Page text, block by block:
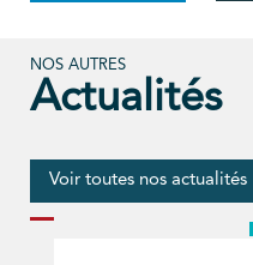
NOS AUTRES
Actualités
Voir toutes nos actualités